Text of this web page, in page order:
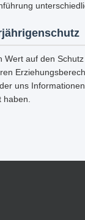
Wert auf den
uns